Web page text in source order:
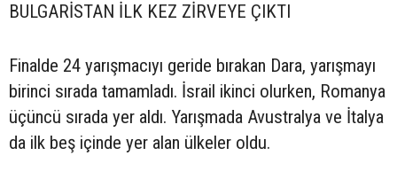
BULGARİSTAN İLK KEZ ZİRVEYE ÇIKTI
Finalde 24 yarışmacıyı geride bırakan Dara, yarışmayı
birinci sırada tamamladı. İsrail ikinci olurken, Romanya
üçüncü sırada yer aldı. Yarışmada Avustralya ve İtalya
da ilk beş içinde yer alan ülkeler oldu.